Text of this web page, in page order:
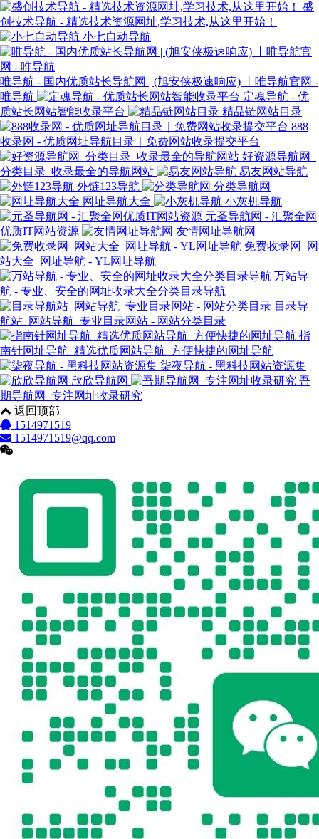
盛
创技术导航 - 精选技术资源网址,学习技术,从这里开始！
小七自动导航
唯导航 - 国内优质站长导航网 | (旭安侠极速响应) 丨唯导航官网 -
唯导航
定魂导航 - 优
质站长网站智能收录平台
精品链网站目录
888
收录网 - 优质网址导航目录｜免费网站收录提交平台
好资源导航网_
分类目录_收录最全的导航网站
易友网站导航
外链123导航
分类导航网
网址导航大全
小灰机导航
元圣导航网 - 汇聚全网
优质IT网站资源
友情网址导航网
免费收录网_网
站大全_网址导航 - YL网址导航
万站导
航 - 专业、安全的网址收录大全分类目录导航
目录导
航站_网站导航_专业目录网站 - 网站分类目录
指
南针网址导航_精选优质网站导航_方便快捷的网址导航
柒夜导航 - 黑科技网站资源集
欣欣导航网
吾
期导航网_专注网址收录研究
返回顶部
1514971519
1514971519@qq.com